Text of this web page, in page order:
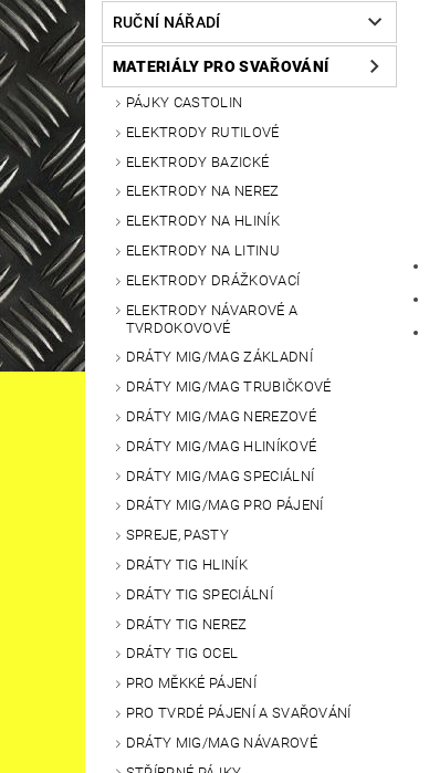
RUČNÍ NÁŘADÍ
MATERIÁLY PRO SVAŘOVÁNÍ
PÁJKY CASTOLIN
ELEKTRODY RUTILOVÉ
ELEKTRODY BAZICKÉ
ELEKTRODY NA NEREZ
ELEKTRODY NA HLINÍK
ELEKTRODY NA LITINU
ELEKTRODY DRÁŽKOVACÍ
ELEKTRODY NÁVAROVÉ A
TVRDOKOVOVÉ
DRÁTY MIG/MAG ZÁKLADNÍ
DRÁTY MIG/MAG TRUBIČKOVÉ
DRÁTY MIG/MAG NEREZOVÉ
DRÁTY MIG/MAG HLINÍKOVÉ
DRÁTY MIG/MAG SPECIÁLNÍ
DRÁTY MIG/MAG PRO PÁJENÍ
SPREJE, PASTY
DRÁTY TIG HLINÍK
DRÁTY TIG SPECIÁLNÍ
DRÁTY TIG NEREZ
DRÁTY TIG OCEL
PRO MĚKKÉ PÁJENÍ
PRO TVRDÉ PÁJENÍ A SVAŘOVÁNÍ
DRÁTY MIG/MAG NÁVAROVÉ